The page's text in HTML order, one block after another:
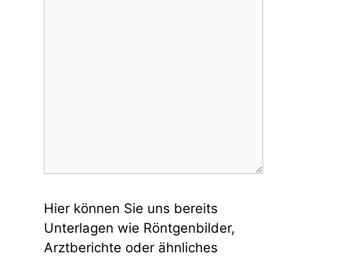
Hier können Sie uns bereits
Unterlagen wie Röntgenbilder,
Arztberichte oder ähnliches